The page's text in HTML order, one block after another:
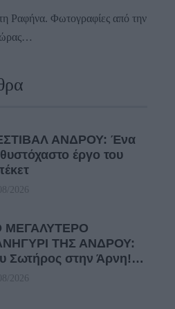
Ραφήνα. Φωτογραφίες από την
ώρας…
ΑΝΔΡΟΥ: Ένα
έργο του
2026
ΜΕΓΑΛΥΤΕΡΟ
ΤΗΣ ΑΝΔΡΟΥ:
Σωτήρος στην Άρνη!…
2026